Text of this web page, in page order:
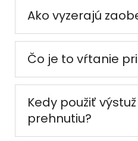
Ako vyzerajú
Čo je to vŕtanie
Kedy použiť
prehnutiu?